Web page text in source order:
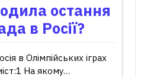
остання
в Росії?
в Олімпійських іграх
На якому…